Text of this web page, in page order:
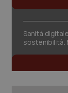
Psoriasi
Sanità
sostenibilità.
sito web
Nome